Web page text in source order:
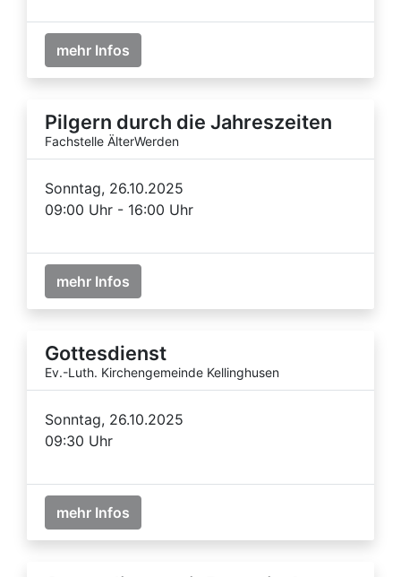
mehr Infos
Pilgern durch die Jahreszeiten
Fachstelle ÄlterWerden
Sonntag, 26.10.2025
09:00 Uhr - 16:00 Uhr
mehr Infos
Gottesdienst
Ev.-Luth. Kirchengemeinde Kellinghusen
Sonntag, 26.10.2025
09:30 Uhr
mehr Infos